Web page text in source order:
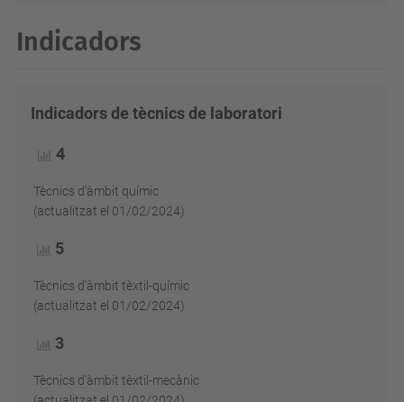
Indicadors
Indicadors de tècnics de laboratori
4
Tècnics d'àmbit químic
(actualitzat el 01/02/2024)
5
Tècnics d'àmbit tèxtil-químic
(actualitzat el 01/02/2024)
3
Tècnics d'àmbit tèxtil-mecànic